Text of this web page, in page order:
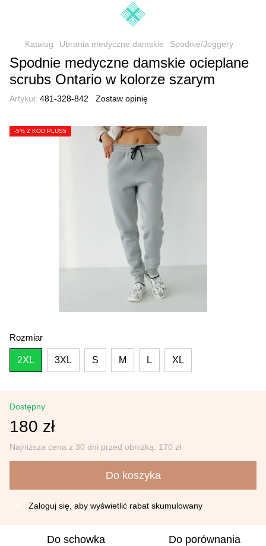
Katalog Ubrania medyczne damskie Spodnie/Joggery
Spodnie medyczne damskie ocieplane
scrubs Ontario w kolorze szarym
Artykuł: 481-328-842 Zostaw opinię
-5% Z KOD PLUS5
Rozmiar
2XL 3XL S M L XL
Dostępny
180 zł
Najniższa cena z 30 dni przed obniżką: 170 zł
Do koszyka
Zaloguj się , aby wyświetlić rabat skumulowany
Do schowka Do porównania